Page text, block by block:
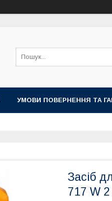
УМОВИ ПОВЕРНЕННЯ ТА
Засіб
717 W